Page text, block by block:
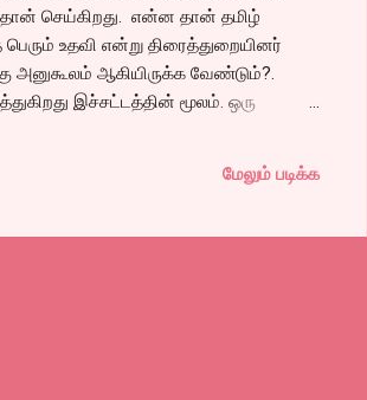
செய்கிறது. என்ன தான் தமிழ்
உதவி என்று திரைத்துறையினர்
அனுகூலம் ஆகியிருக்க வேண்டும்?.
இச்சட்டத்தின் மூலம். ஒரு
படத்தின் விலை ஒன்பது ரூபாய்க்கு
சிறந்த கருத்துகளும் மக்களீடையே
மேலும் படிக்க